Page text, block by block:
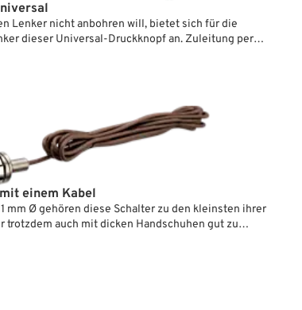
Lenker nicht anbohren will, bietet sich für die
dieser Universal-Druckknopf an. Zuleitung per
das Gehäuse und die Klemmspangen auf Lenker-
nicht darauf verlassen sollte, dass der Strom den
schaltet z.B. die Hupe oder schließt
einem Kabel
mm Ø gehören diese Schalter zu den kleinsten ihrer
trotzdem auch mit dicken Handschuhen gut zu
Adapterscheiben, die mitgeliefert werden, erlauben
auf gekrümmten Flächen von Lenkern, ohne